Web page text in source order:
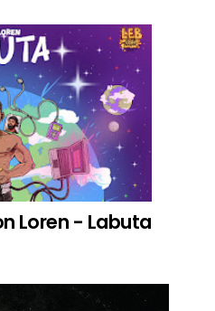
Loren - Labuta